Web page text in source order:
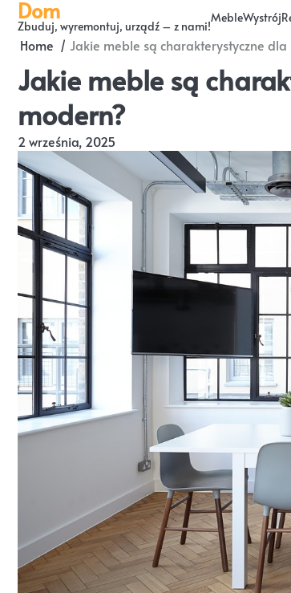
Skip
content
Dom
Zbuduj, wyremontuj, urządź – z nami!
MebleWystrój
Home Jakie meble są charakterystyczne
Jakie meble są
modern?
2 września, 2025